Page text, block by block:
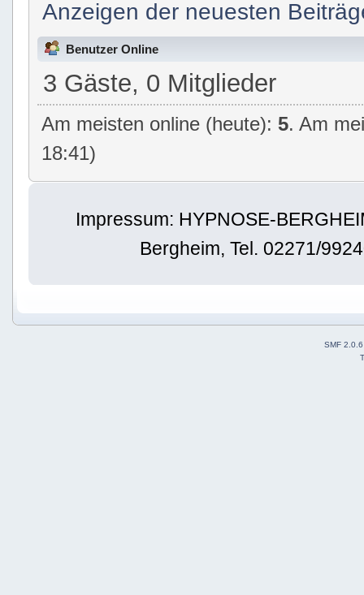
Anzeigen der neuesten
Benutzer Online
3 Gäste, 0 Mitglieder
Am meisten online (heute):5. Am
18:41)
Impressum: HYPNOSE-
Bergheim, Tel. 02271/
SMF 2.0.6